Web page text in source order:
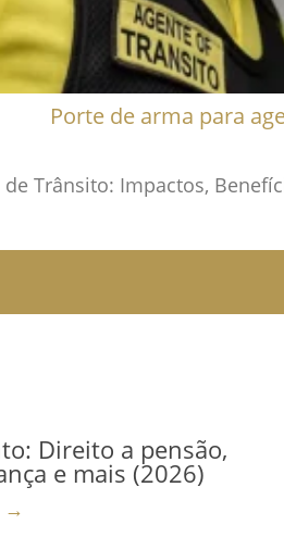
Porte de arma para
Trânsito: Impactos,
Direito a pensão,
e mais (2026)
→